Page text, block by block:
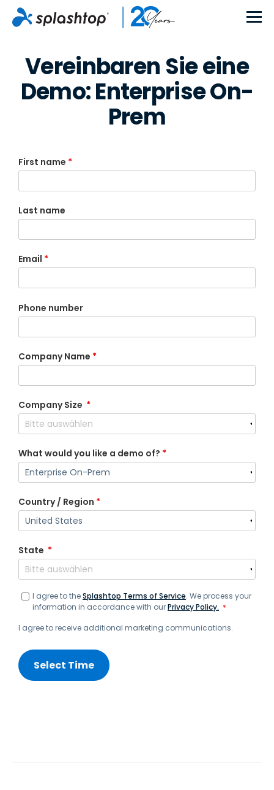
Vereinbaren Sie eine
Demo: Enterprise On-
Prem
First name *
Last name
Email *
Phone number
Company Name *
Company Size *
What would you like a demo of? *
Country / Region *
State *
I agree to theSplashtop Terms of Service. We process your
information in accordance with ourPrivacy Policy. *
I agree to receive additional marketing communications.